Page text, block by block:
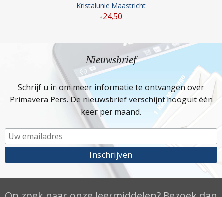
Kristalunie Maastricht
€24,50
Nieuwsbrief
Schrijf u in om meer informatie te ontvangen over
Primavera Pers. De nieuwsbrief verschijnt hooguit één
keer per maand.